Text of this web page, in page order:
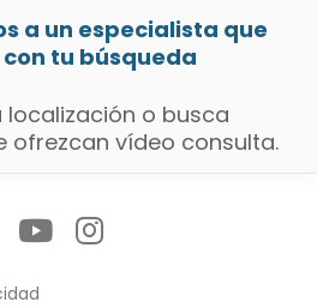
a un especialista que
tu búsqueda
o busca
ofrezcan vídeo consulta.